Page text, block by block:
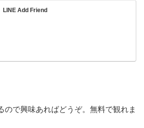
LINE Add Friend
ので興味あればどうぞ。無料で観れま